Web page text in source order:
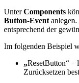
UnterComponents
Button-Event
entsprechend der
Im folgenden Beispiel
„ResetButton“
Zurücksetzen